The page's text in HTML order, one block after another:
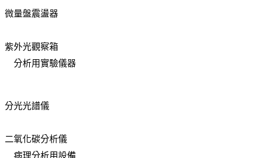
微量盤震盪器
紫外光觀察箱
分析用實驗儀器
分光光譜儀
二氧化碳分析儀
病理分析用設備